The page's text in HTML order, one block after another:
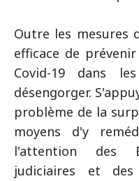
Outre les mesures
efficace de
Covid-19 dans
désengorger.
problème de la
moyens d'y
l'attention des
judiciaires et